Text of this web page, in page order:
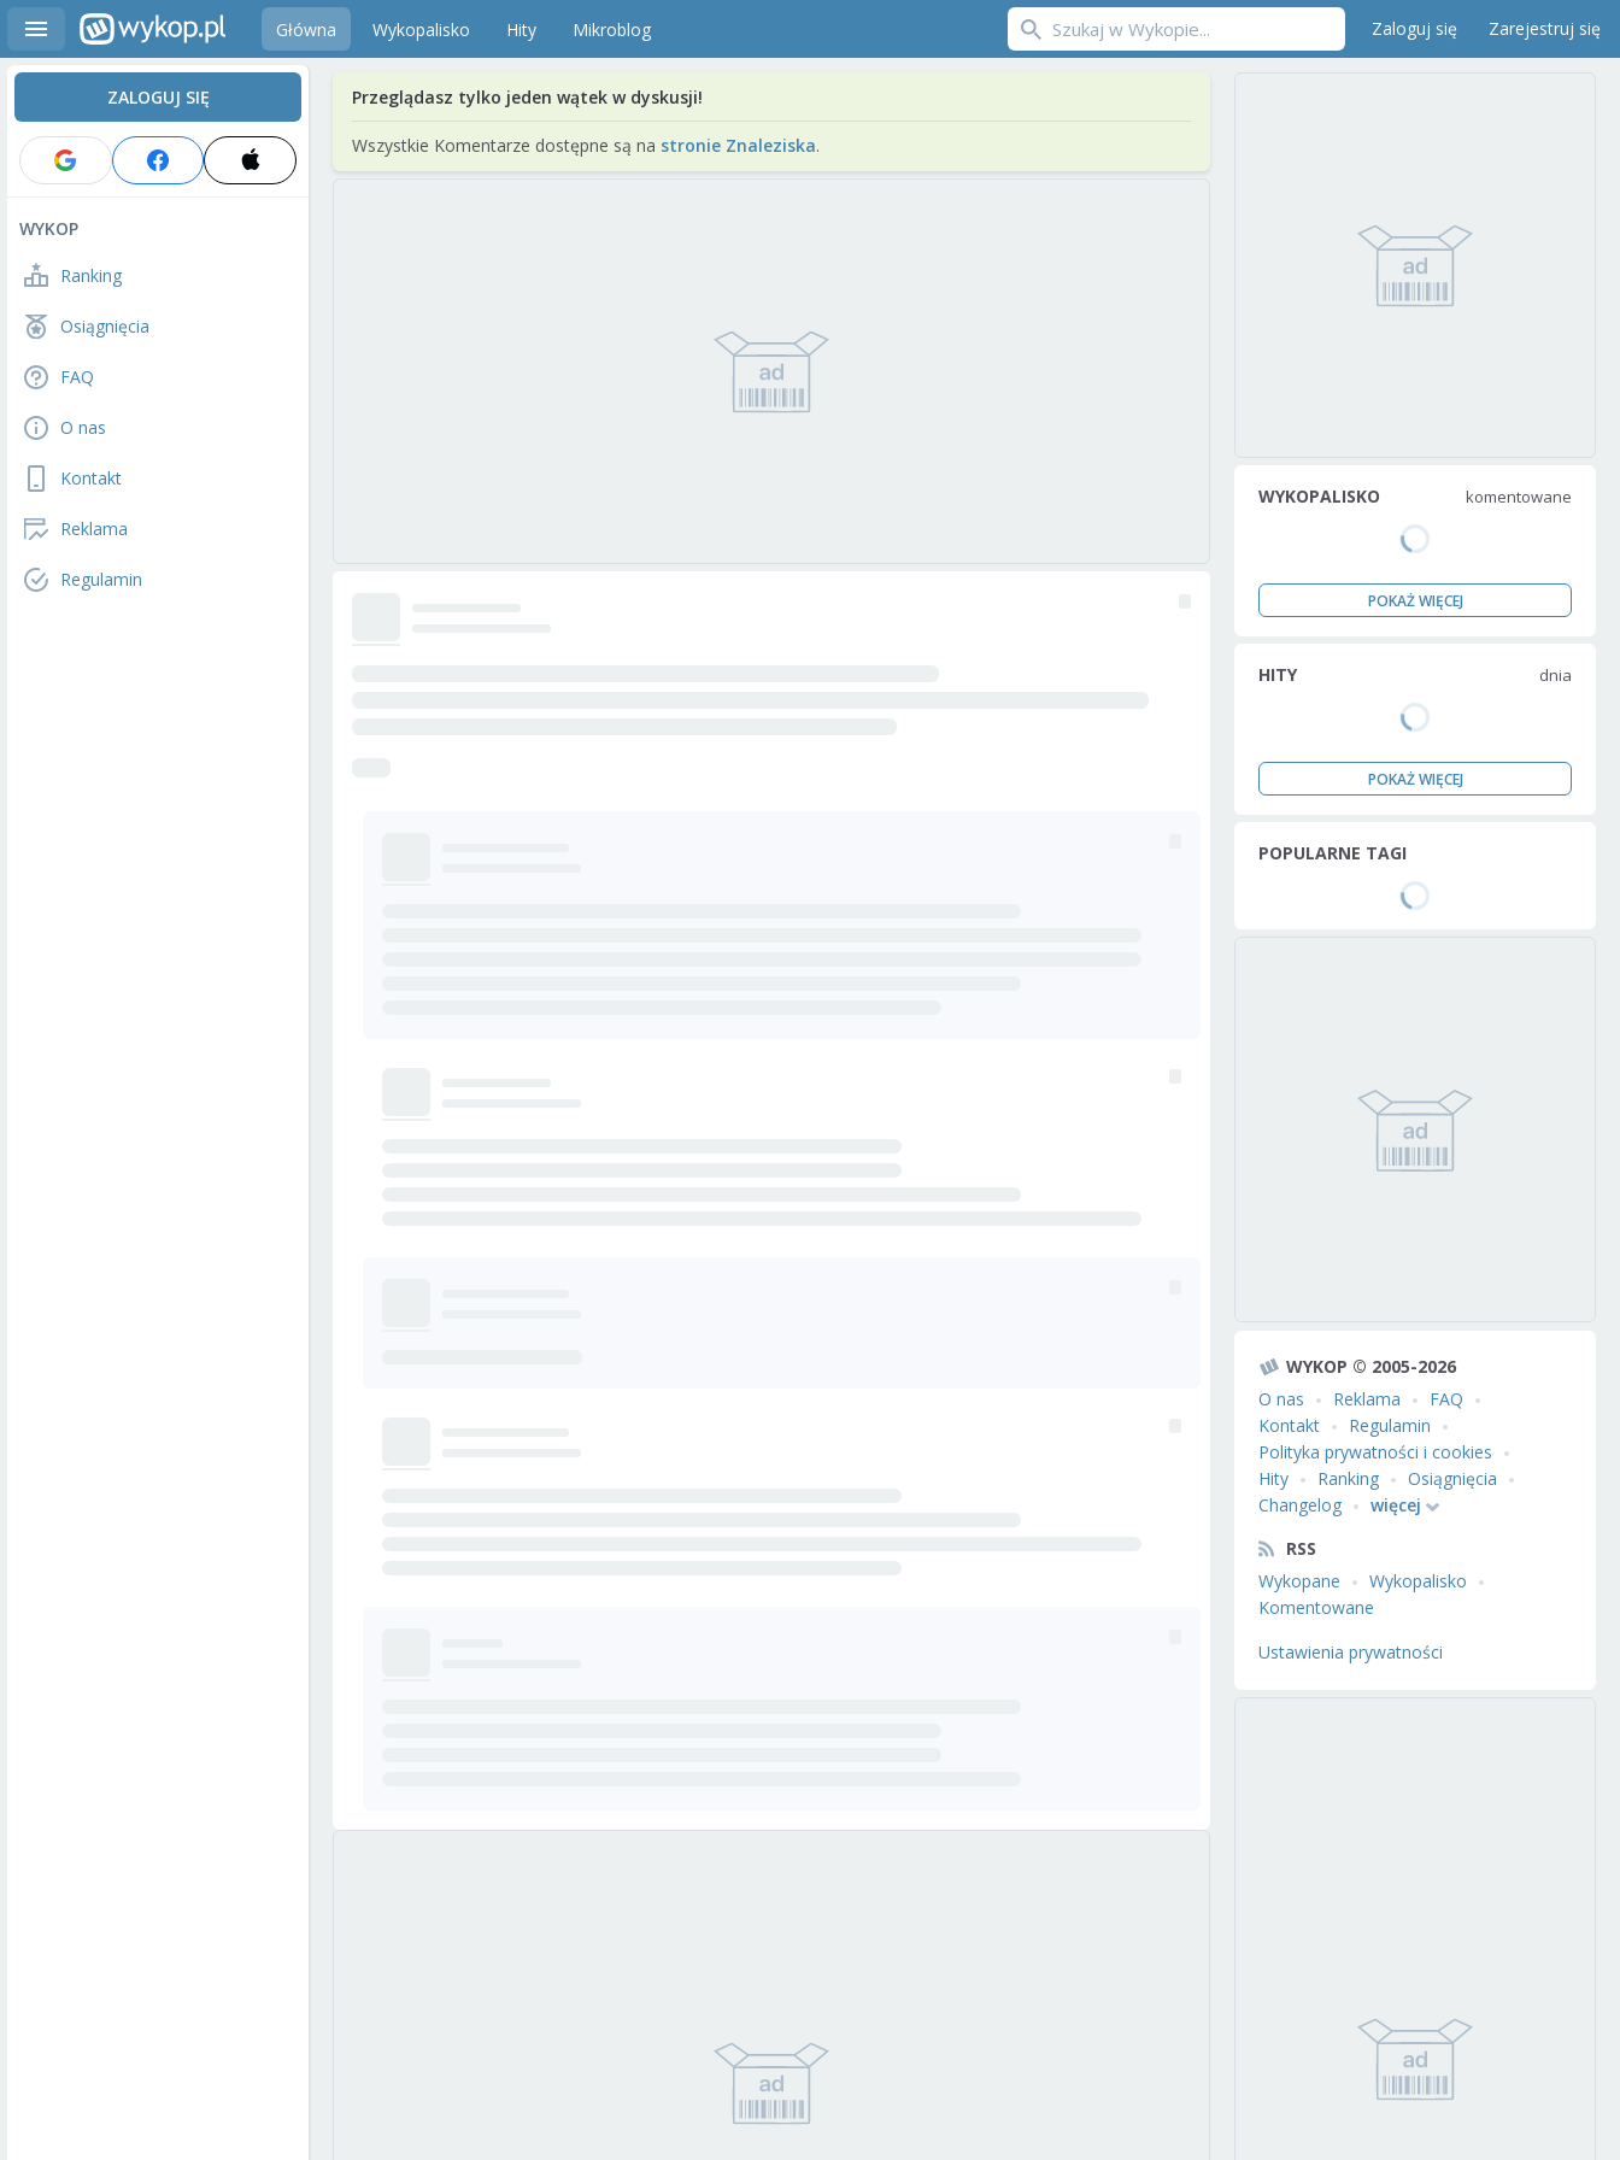
Główna Wykopalisko Hity Mikroblog Zaloguj się Zarejestruj się
ZALOGUJ SIĘ
WYKOP
Ranking
Osiągnięcia
FAQ
O nas
Kontakt
Reklama
Regulamin
Przeglądasz tylko jeden wątek w dyskusji!
Wszystkie Komentarze dostępne są na stronie Znaleziska.
WYKOPALISKO komentowane
POKAŻ WIĘCEJ
HITY dnia
POKAŻ WIĘCEJ
POPULARNE TAGI
WYKOP © 2005-2026
O nas
Reklama
FAQ
Kontakt
Regulamin
Polityka prywatności i cookies
Hity
Ranking
Osiągnięcia
Changelog
więcej
RSS
Wykopane
Wykopalisko
Komentowane
Ustawienia prywatności